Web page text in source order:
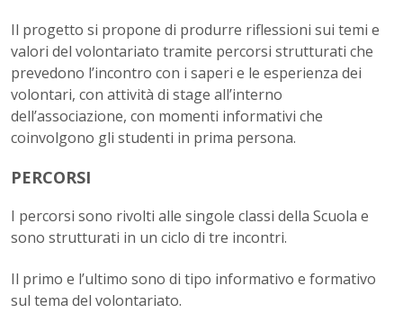
Il progetto si propone di produrre riflessioni sui temi e
valori del volontariato tramite percorsi strutturati che
prevedono l’incontro con i saperi e le esperienza dei
volontari, con attività di stage all’interno
dell’associazione, con momenti informativi che
coinvolgono gli studenti in prima persona.
PERCORSI
I percorsi sono rivolti alle singole classi della Scuola e
sono strutturati in un ciclo di tre incontri.
Il primo e l’ultimo sono di tipo informativo e formativo
sul tema del volontariato.